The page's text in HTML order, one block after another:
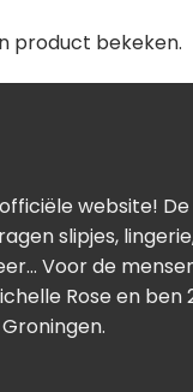
product bekeken.
website!
slipjes,
Voor de
Rose en ben